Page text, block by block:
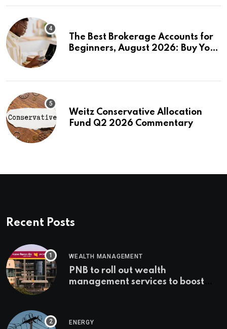
The Best Brokerage Accounts for
Beginners, August 2026: Buy Your
Weitz Conservative Allocation
Fund Q2 2026 Commentary
Recent Posts
WEALTH MANAGEMENT
PNB to roll out wealth
management services to boost
ENERGY